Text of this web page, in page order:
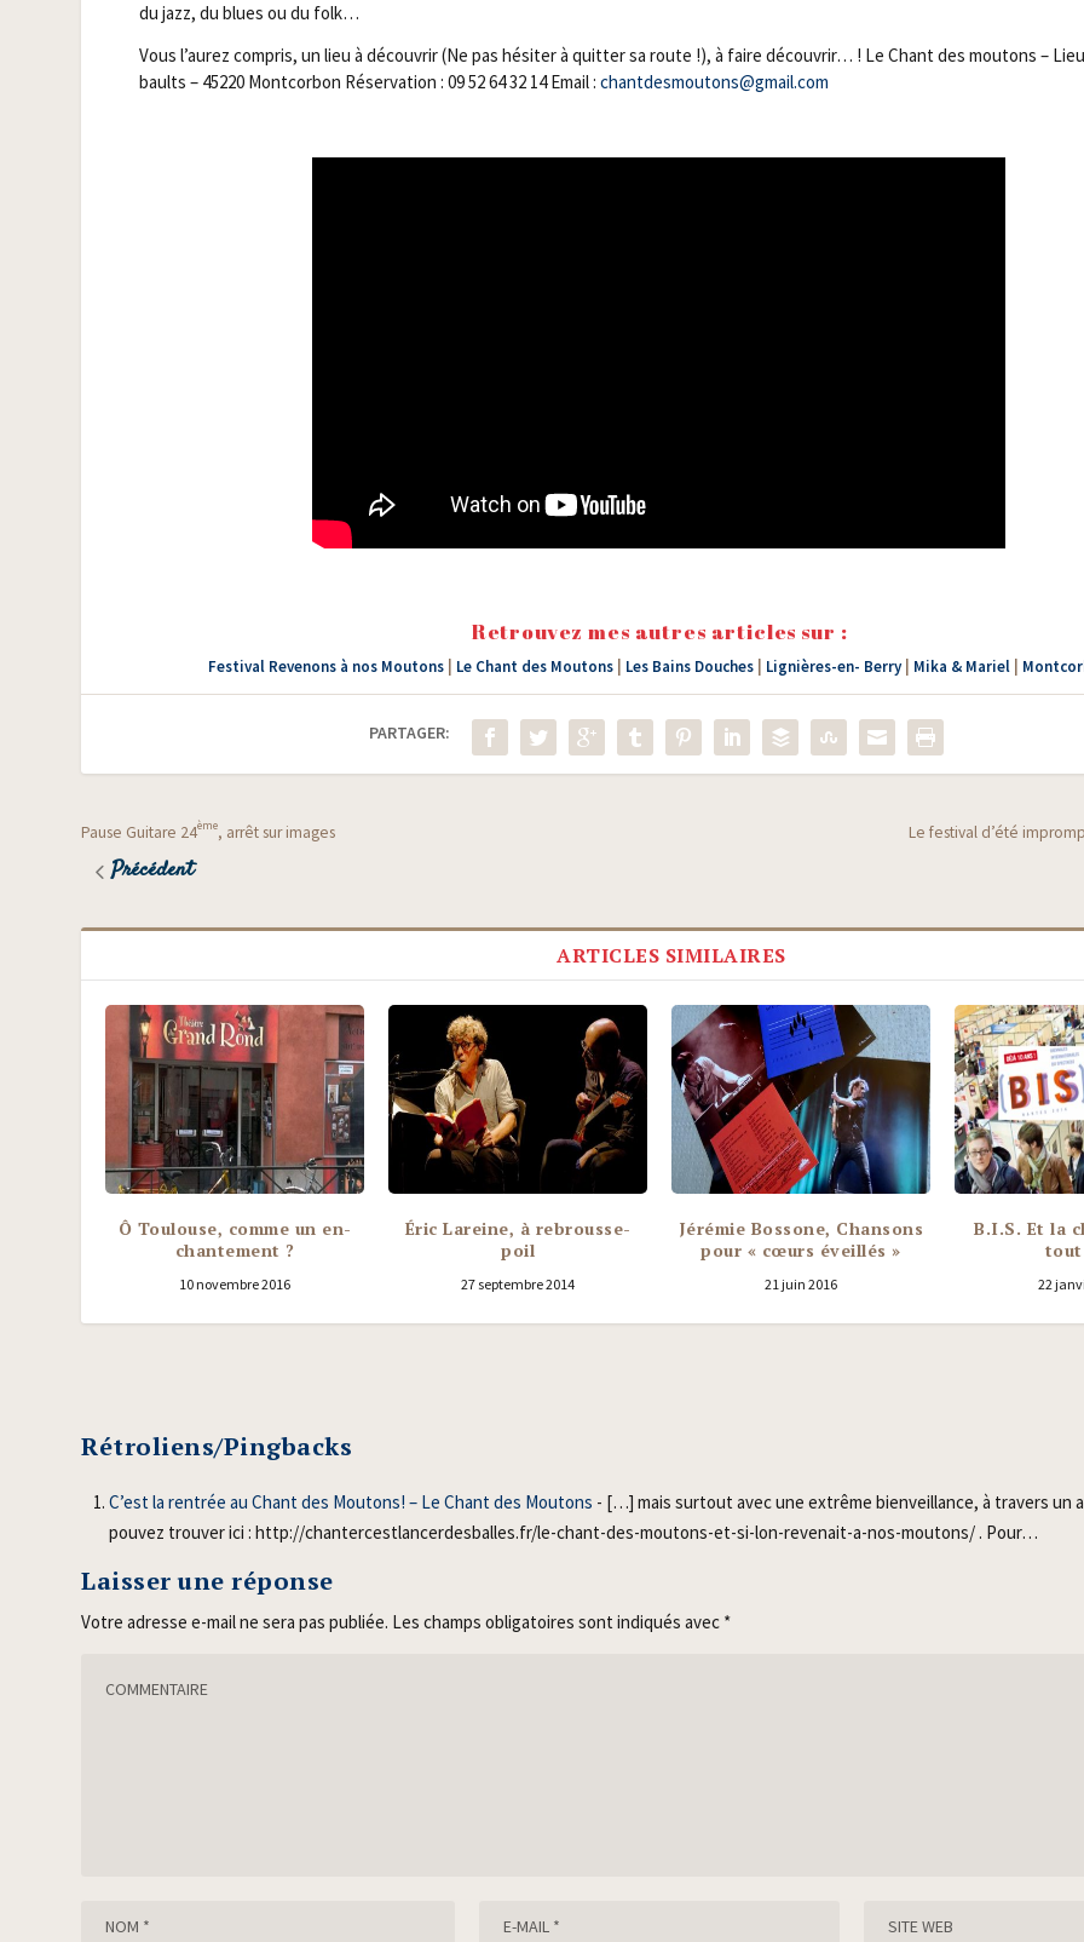
du jazz, du blues ou du folk…
Vous l’aurez com­pris, un lieu à décou­vrir (Ne pas hési­ter à quit­ter sa route !), à faire décou­vrir… ! Le Chant des mou­tons –
baults – 45220 Mont­cor­bon Réser­va­tion : 09 52 64 32 14 Email : chantdesmoutons@​gmail.​com
Retrouvez mes autres articles sur :
Festival Revenons à nos Moutons Le Chant des Moutons Les Bains Douches Lignières-en- Berry| Mika & Mariel
PARTAGER:
Pause Guitare 24ème, arrêt sur images
Précédent
Le festival d’été
ARTICLES SIMILAIRES
Ô Toulouse, comme un en-
chantement ?
10 novembre 2016
Éric Lareine, à rebrousse-
poil
27 septembre 2014
Jérémie Bossone, Chansons
pour « cœurs éveillés »
21 juin 2016
B.I.S. Et la
tout
22
Rétroliens/Pingbacks
C’est la rentrée au Chant des Moutons! – Le Chant des Moutons - […] mais surtout avec une extrême bienveillance, à travers un
pouvez trouver ici : http://chantercestlancerdesballes.fr/le-chant-des-moutons-et-si-lon-revenait-a-nos-moutons/ . Pour…
Laisser une réponse
Votre adresse e-mail ne sera pas publiée. Les champs obligatoires sont indiqués avec *